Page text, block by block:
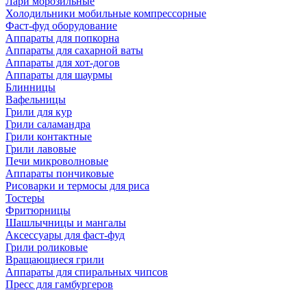
Холодильники мобильные компрессорные
Фаст-фуд оборудование
Аппараты для попкорна
Аппараты для сахарной ваты
Аппараты для хот-догов
Аппараты для шаурмы
Блинницы
Вафельницы
Грили для кур
Грили саламандра
Грили контактные
Грили лавовые
Печи микроволновые
Аппараты пончиковые
Рисоварки и термосы для риса
Тостеры
Фритюрницы
Шашлычницы и мангалы
Аксессуары для фаст-фуд
Грили роликовые
Вращающиеся грили
Аппараты для спиральных чипсов
Пресс для гамбургеров